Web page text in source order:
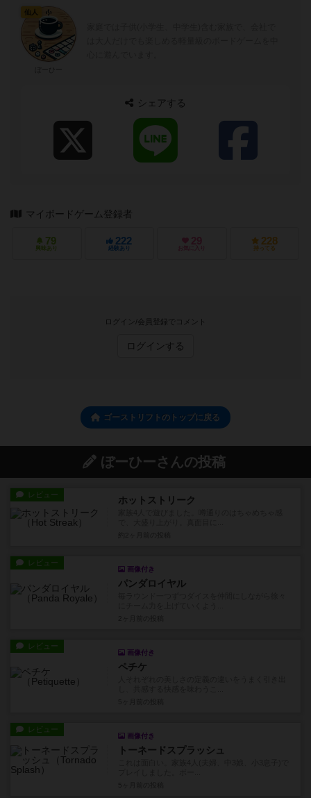
仙人
シェアする
マイボードゲーム登録者
79
興味あり
222
経験あり
29
お気に入り
228
持ってる
ログイン/会員登録でコメント
ログインする
ゴーストリフトのトップに戻る
ぼーひーさんの投稿
レビュー ホットストリーク
レビュー
画像付き
パンダロイヤル
レビュー
画像付き
ペチケ
レビュー
画像付き
トーネードスプラッシュ